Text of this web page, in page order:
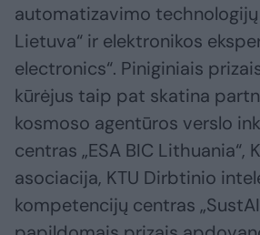
automatizavimo technologijų
Lietuva“ ir elektronikos
electronics“. Piniginiais
kūrėjus taip pat skatina
kosmoso agentūros verslo
centras „ESA BIC Lithuania“,
asociacija, KTU Dirbtinio
kompetencijų centras